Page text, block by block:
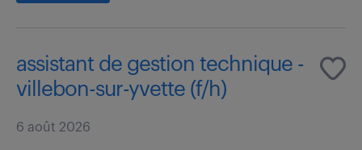
assistant de gestion technique -
villebon-sur-yvette (f/h)
6 août 2026